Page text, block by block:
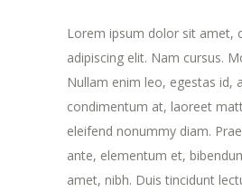
Lorem ipsum dolor sit amet,
adipiscing elit. Nam cursus.
Nullam enim leo, egestas id,
condimentum at, laoreet
eleifend nonummy diam.
ante, elementum et,
amet, nibh. Duis tincidunt